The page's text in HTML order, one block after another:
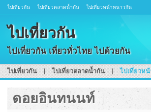
ไปเที่ยวกัน ไปเที่ยวตลาดน้ำกัน ไปเที่ยวหน้าหนาวกัน
ไปเที่ยวกัน
ไปเที่ยวกัน เที่ยวทั่วไทย ไปด้วยกัน
ไปเที่ยวกัน ไปเที่ยวตลาดน้ำกัน ไปเที่ยวห
ดอยอินทนนท์